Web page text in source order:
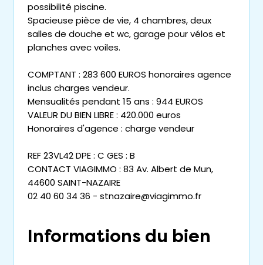
possibilité piscine.
Spacieuse pièce de vie, 4 chambres, deux
salles de douche et wc, garage pour vélos et
planches avec voiles.
COMPTANT : 283 600 EUROS honoraires agence
inclus charges vendeur.
Mensualités pendant 15 ans : 944 EUROS
VALEUR DU BIEN LIBRE : 420.000 euros
Honoraires d'agence : charge vendeur
REF 23VL42 DPE : C GES : B
CONTACT VIAGIMMO : 83 Av. Albert de Mun,
44600 SAINT-NAZAIRE
02 40 60 34 36 - stnazaire@viagimmo.fr
Informations du bien